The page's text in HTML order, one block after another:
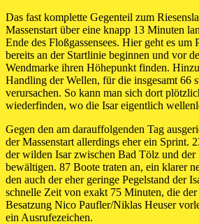
Das fast komplette Gegenteil zum
Massenstart über eine knapp 13 Minuten
Ende des Floßgassensees. Hier geht es um
bereits an der Startlinie beginnen und vor
Wendmarke ihren Höhepunkt finden.
Handling der Wellen, für die insgesamt 66
verursachen. So kann man sich dort
wiederfinden, wo die Isar eigentlich
Gegen den am darauffolgenden Tag
der Massenstart allerdings eher ein Sprint.
der wilden Isar zwischen Bad Tölz und
bewältigen. 87 Boote traten an, ein klarer
den auch der eher geringe Pegelstand der
schnelle Zeit von exakt 75 Minuten, die
Besatzung Nico Paufler/Niklas Heuser
ein Ausrufezeichen.